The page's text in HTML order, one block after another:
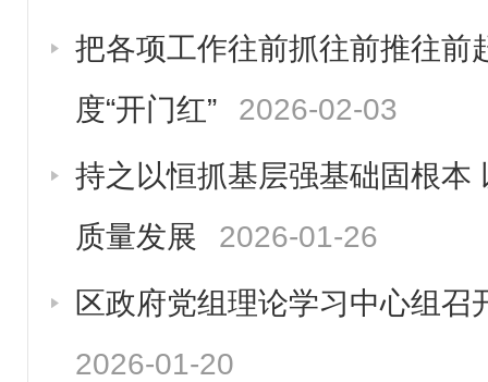
把各项工作往前抓往前推往
度“开门红”
2026-02-03
持之以恒抓基层强基础固根本
质量发展
2026-01-26
区政府党组理论学习中心组召
2026-01-20